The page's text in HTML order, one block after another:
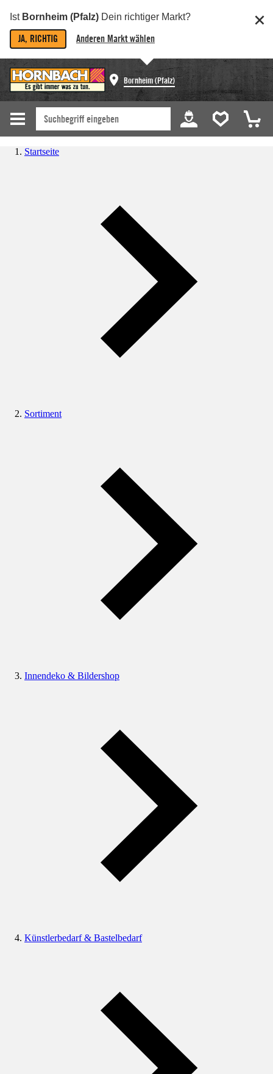
Ist Bornheim (Pfalz) Dein richtiger Markt?
JA, RICHTIG Anderen Markt wählen
Bornheim (Pfalz)
Startseite
Sortiment
Innendeko & Bildershop
Künstlerbedarf & Bastelbedarf